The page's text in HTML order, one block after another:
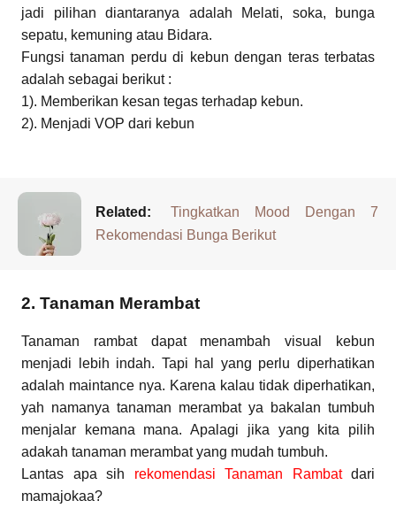
jadi pilihan diantaranya adalah Melati, soka, bunga
sepatu, kemuning atau Bidara.
Fungsi tanaman perdu di kebun dengan teras terbatas
adalah sebagai berikut :
1). Memberikan kesan tegas terhadap kebun.
2). Menjadi VOP dari kebun
Related:
Tingkatkan Mood Dengan 7
Rekomendasi Bunga Berikut
2. Tanaman Merambat
Tanaman rambat dapat menambah visual kebun
menjadi lebih indah. Tapi hal yang perlu diperhatikan
adalah maintance nya. Karena kalau tidak diperhatikan,
yah namanya tanaman merambat ya bakalan tumbuh
menjalar kemana mana. Apalagi jika yang kita pilih
adakah tanaman merambat yang mudah tumbuh.
Lantas apa sih rekomendasi Tanaman Rambatdari
mamajokaa?